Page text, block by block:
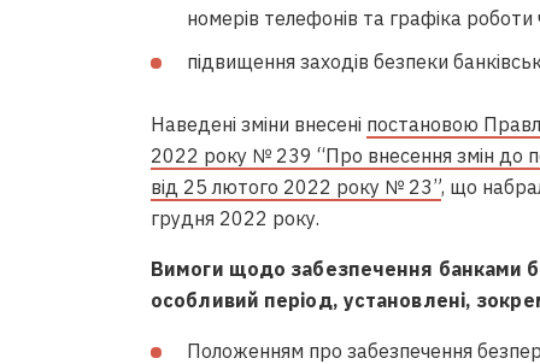
номерів телефонів та графіка роботи
підвищення заходів безпеки
Наведені зміни внесені постановою
2022 року № 239 “Про внесення змін до
від 25 лютого 2022 року № 23”, що
грудня 2022 року.
Вимоги щодо забезпечення банками
особливий період, установлені,
Положенням про забезпечення